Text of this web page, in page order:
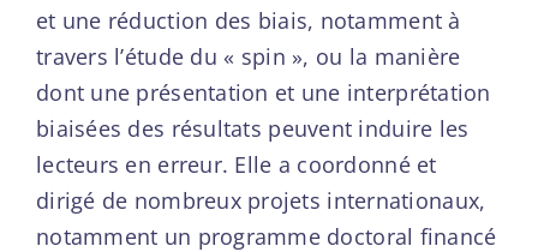
et une réduction des biais, notamment à
travers l’étude du « spin », ou la manière
dont une présentation et une interprétation
biaisées des résultats peuvent induire les
lecteurs en erreur. Elle a coordonné et
dirigé de nombreux projets internationaux,
notamment un programme doctoral financé